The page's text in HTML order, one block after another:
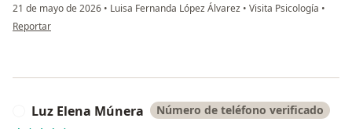
21 de mayo de 2026 • Luisa Fernanda López Álvarez • Visita Psicología •
en opinión del usuario Luisa Fernanda García Perea
Reportar
Luz Elena Múnera Número de teléfono verificado